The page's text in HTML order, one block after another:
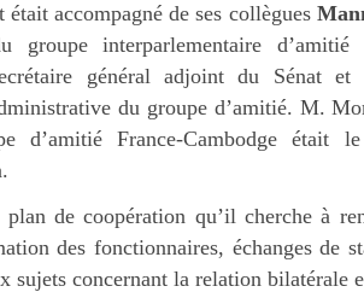
était accompagné de ses collègues
groupe interparlementaire
général adjoint du Sénat
du groupe d’amitié. M.
d’amitié France-Cambodge était
de coopération qu’il cherche à
des fonctionnaires, échanges de
sujets concernant la relation bilatérale